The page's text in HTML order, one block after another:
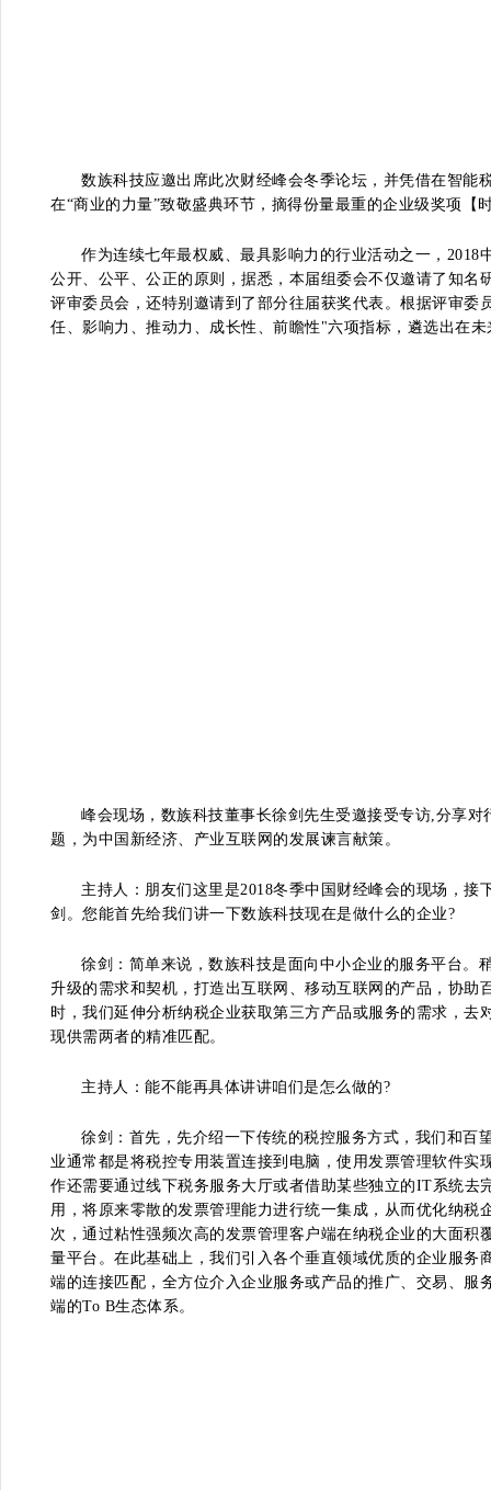
数族科技应邀出席此次财经峰会冬季论坛，并凭借在智能
在“商业的力量”致敬盛典环节，摘得份量最重的企业级奖项
作为连续七年最权威、最具影响力的行业活动之一，
公开、公平、公正的原则，据悉，本届组委会不仅邀请了知名
评审委员会，还特别邀请到了部分往届获奖代表。根据评审委
任、影响力、推动力、成长性、前瞻性"六项指标，遴选出在
峰会现场，数族科技董事长徐剑先生受邀接受专访,分享
题，为中国新经济、产业互联网的发展谏言献策。
主持人：朋友们这里是2018冬季中国财经峰会的现场，
剑。您能首先给我们讲一下数族科技现在是做什么的企业?
徐剑：简单来说，数族科技是面向中小企业的服务平台。
升级的需求和契机，打造出互联网、移动互联网的产品，协助
时，我们延伸分析纳税企业获取第三方产品或服务的需求，去
现供需两者的精准匹配。
主持人：能不能再具体讲讲咱们是怎么做的?
徐剑：首先，先介绍一下传统的税控服务方式，我们和百
业通常都是将税控专用装置连接到电脑，使用发票管理软件实
作还需要通过线下税务服务大厅或者借助某些独立的IT系统去
用，将原来零散的发票管理能力进行统一集成，从而优化纳税
次，通过粘性强频次高的发票管理客户端在纳税企业的大面积
量平台。在此基础上，我们引入各个垂直领域优质的企业服务
端的连接匹配，全方位介入企业服务或产品的推广、交易、服
端的To B生态体系。